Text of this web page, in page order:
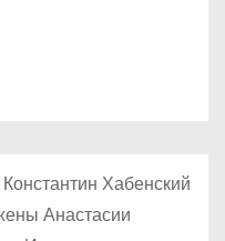
Хабенский
Анастасии